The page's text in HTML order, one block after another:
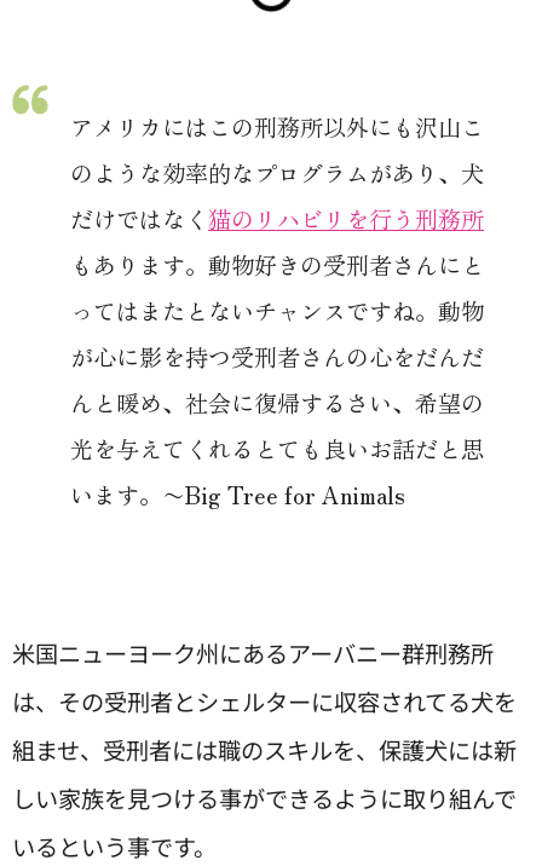
アメリカにはこの刑務所以外にも沢山こ
のような効率的なプログラムがあり、犬
だけではなく 猫のリハビリを行う刑務所
もあります。動物好きの受刑者さんにと
ってはまたとないチャンスですね。動物
が心に影を持つ受刑者さんの心をだんだ
んと暖め、社会に復帰するさい、希望の
光を与えてくれるとても良いお話だと思
います。〜Big Tree for Animals
米国ニューヨーク州にあるアーバニー群刑務所
は、その受刑者とシェルターに収容されてる犬を
組ませ、受刑者には職のスキルを、保護犬には新
しい家族を見つける事ができるように取り組んで
いるという事です。